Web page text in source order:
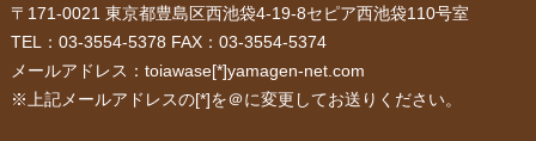
サービス紹介 お客様の声
パッケージ
〒171-0021 東京都豊島区西池袋4-19-8セピア西池袋110号室
TEL：03-3554-5378 FAX：03-3554-5374
メールアドレス：toiawase[*]yamagen-net.com
※上記メールアドレスの[*]を＠に変更してお送りください。